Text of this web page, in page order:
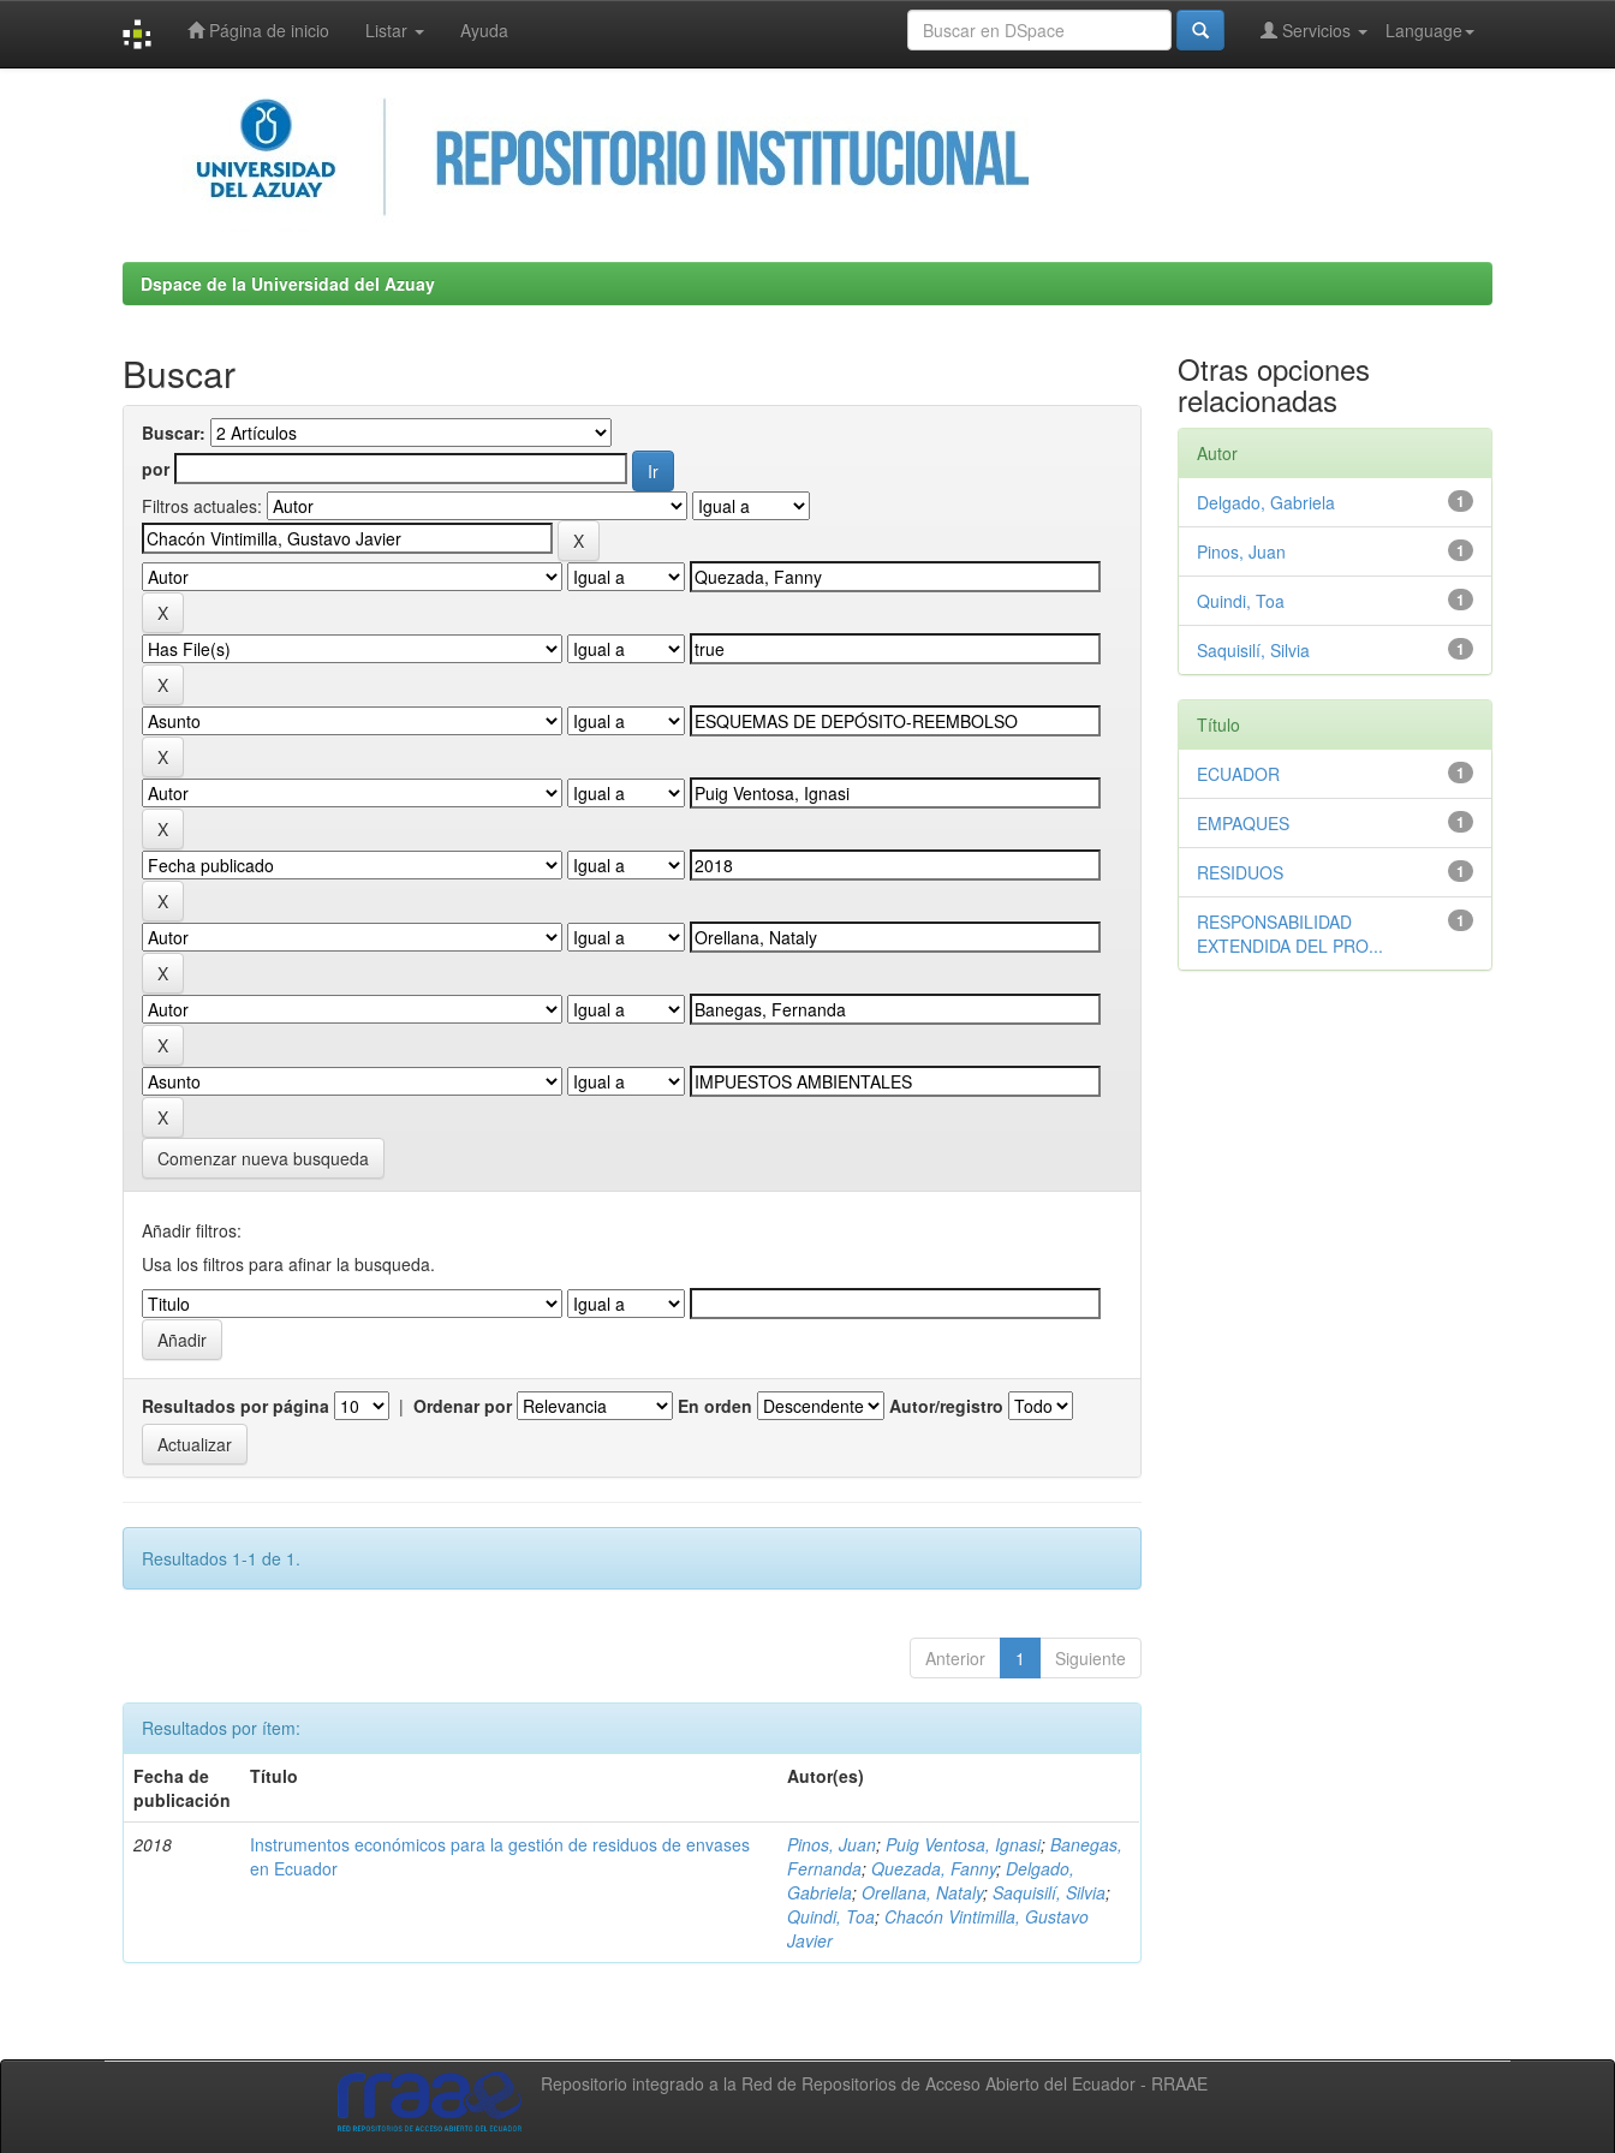
Página de inicio Listar Ayuda Language
Servicios
Dspace de la Universidad del Azuay
Buscar
Buscar:
por
Filtros actuales:
Comenzar nueva busqueda
Añadir filtros:
Usa los filtros para afinar la busqueda.
Resultados por página | Ordenar por En orden Autor/registro
Resultados 1-1 de 1.
Anterior 1 Siguiente
Resultados por ítem:
Fecha de
publicación
Título Autor(es)
2018
Instrumentos económicos para la gestión de residuos de envases
en Ecuador
Pinos, Juan;Puig Ventosa, Ignasi;Banegas,
Fernanda;Quezada, Fanny;Delgado,
Gabriela;Orellana, Nataly;Saquisilí, Silvia;
Quindi, Toa; Chacón Vintimilla, Gustavo
Javier
Otras opciones
relacionadas
Autor
1
Delgado, Gabriela
1
Pinos, Juan
1
Quindi, Toa
1
Saquisilí, Silvia
Título
1
ECUADOR
1
EMPAQUES
1
RESIDUOS
1
RESPONSABILIDAD
EXTENDIDA DEL PRO...
Repositorio integrado a la Red de Repositorios de Acceso Abierto del Ecuador - RRAAE